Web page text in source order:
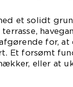
et solidt
for, at
Et forsømt
eller at